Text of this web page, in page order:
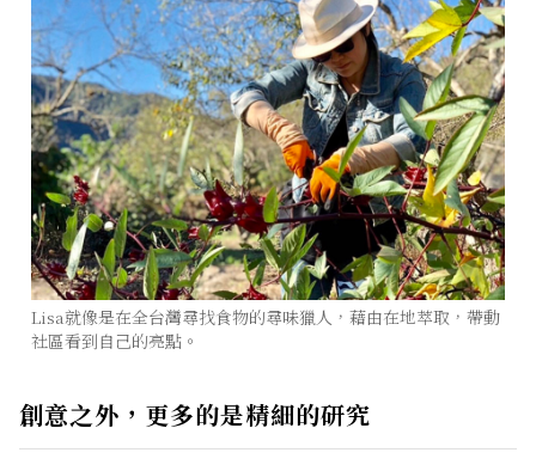
Lisa就像是在全台灣尋找食物的尋味獵人，藉由在地萃取，帶動
社區看到自己的亮點。
創意之外，更多的是精細的研究